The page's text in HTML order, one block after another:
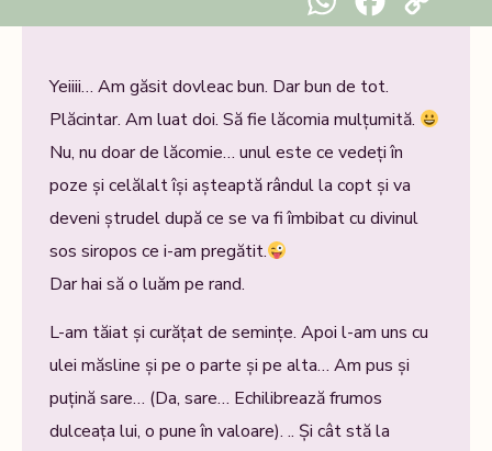
Yeiiii… Am găsit dovleac bun. Dar bun de tot.
Plăcintar. Am luat doi. Să fie lăcomia mulțumită.
Nu, nu doar de lăcomie… unul este ce vedeți în
poze și celălalt își așteaptă rândul la copt și va
deveni ștrudel după ce se va fi îmbibat cu divinul
sos siropos ce i-am pregătit.
Dar hai să o luăm pe rand.
L-am tăiat și curățat de semințe. Apoi l-am uns cu
ulei măsline și pe o parte și pe alta… Am pus și
puțină sare… (Da, sare… Echilibrează frumos
dulceața lui, o pune în valoare). .. Și cât stă la